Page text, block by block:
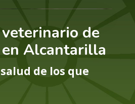
de
Alcantarilla
de los que